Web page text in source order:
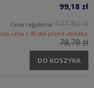
99,18 zł
Cena regularna: 107,80 zł
cena z 30 dni przed obniżką:
78,78 zł
DO KOSZYKA